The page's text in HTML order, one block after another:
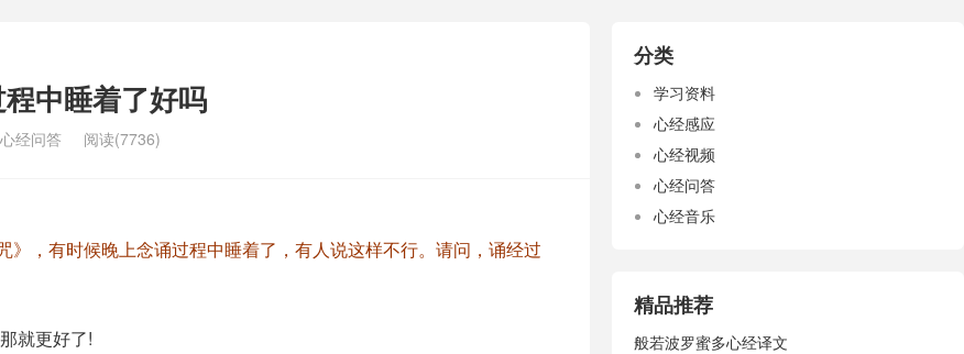
中睡着了好吗
心经问答 阅读(7736)
》，有时候晚上念诵过程中睡着了，有人说这样不行。请问，诵经过
就更好了!
分类
学习资料
心经感应
心经视频
心经问答
心经音乐
精品推荐
般若波罗蜜多心经译文